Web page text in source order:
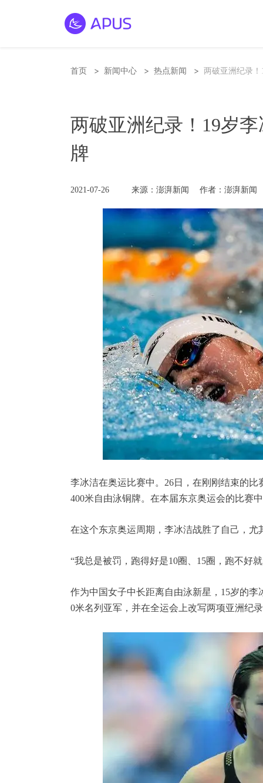
首页 > 新闻中心 > 热点新闻 > 两破亚洲纪录
两破亚洲纪录！19岁
牌
2021-07-26 来源：澎湃新闻 作者：澎湃新闻
李冰洁在奥运比赛中。26日，在刚刚结束的
400米自由泳铜牌。在本届东京奥运会的比赛
在这个东京奥运周期，李冰洁战胜了自己，尤
“我总是被罚，跑得好是10圈、15圈，跑不好
作为中国女子中长距离自由泳新星，15岁的李
0米名列亚军，并在全运会上改写两项亚洲纪